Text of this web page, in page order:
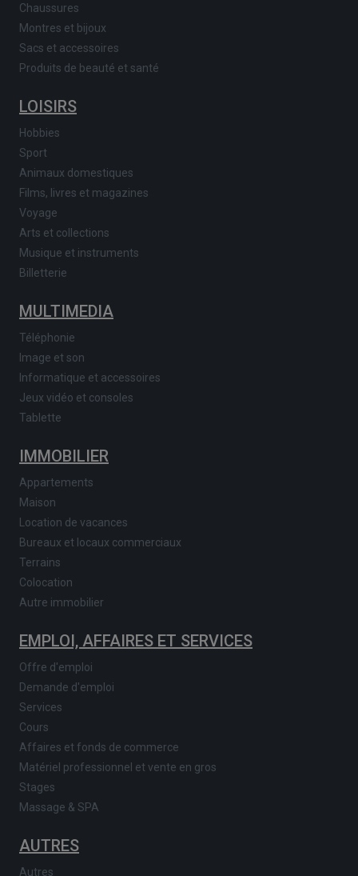
Chaussures
Montres et bijoux
Sacs et accessoires
Produits de beauté et santé
LOISIRS
Hobbies
Sport
Animaux domestiques
Films, livres et magazines
Voyage
Arts et collections
Musique et instruments
Billetterie
MULTIMEDIA
Téléphonie
Image et son
Informatique et accessoires
Jeux vidéo et consoles
Tablette
IMMOBILIER
Appartements
Maison
Location de vacances
Bureaux et locaux commerciaux
Terrains
Colocation
Autre immobilier
EMPLOI, AFFAIRES ET SERVICES
Offre d'emploi
Demande d'emploi
Services
Cours
Affaires et fonds de commerce
Matériel professionnel et vente en gros
Stages
Massage & SPA
AUTRES
Autres